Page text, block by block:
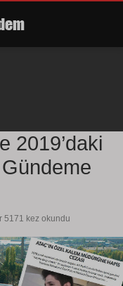
2019’daki
5171 kez okundu